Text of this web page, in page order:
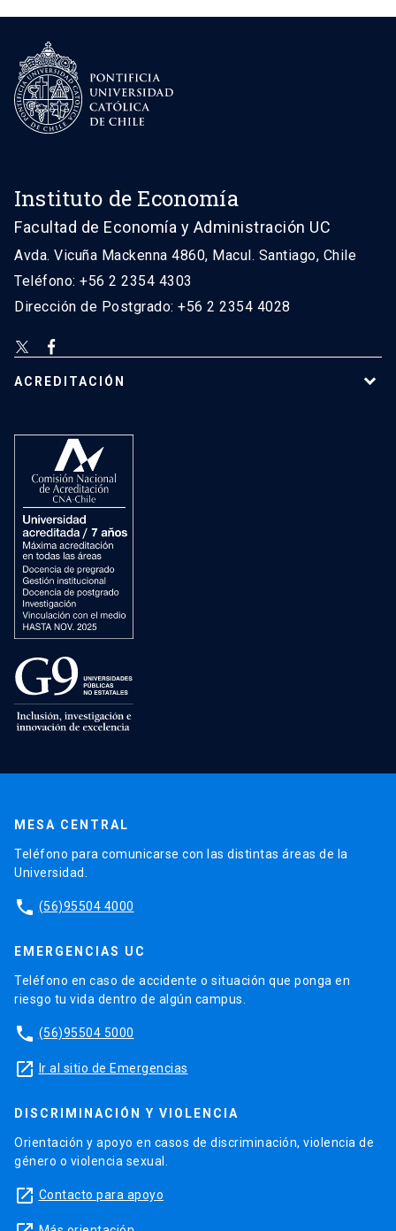
Instituto de Economía
Facultad de Economía y Administración UC
Avda. Vicuña Mackenna 4860, Macul. Santiago, Chile
Teléfono: +56 2 2354 4303
Dirección de Postgrado: +56 2 2354 4028
ACREDITACIÓN
MESA CENTRAL
Teléfono para comunicarse con las distintas áreas de la
Universidad.
phone (56)95504 4000
EMERGENCIAS UC
Teléfono en caso de accidente o situación que ponga en
riesgo tu vida dentro de algún campus.
phone (56)95504 5000
launch Ir al sitio de Emergencias
DISCRIMINACIÓN Y VIOLENCIA
Orientación y apoyo en casos de discriminación, violencia de
género o violencia sexual.
launch Contacto para apoyo